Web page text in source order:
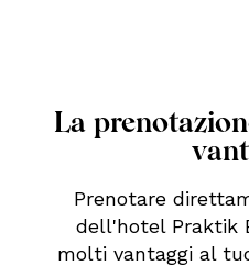
La
Prenotare
dell'hotel Praktik
molti vantaggi al